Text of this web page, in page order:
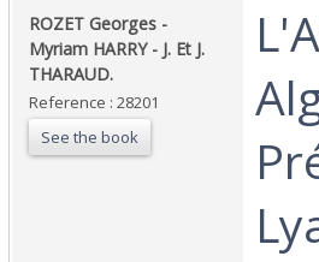
‎ROZET Georges -
Myriam HARRY - J. Et J.
THARAUD.‎
Reference : 28201
See the book